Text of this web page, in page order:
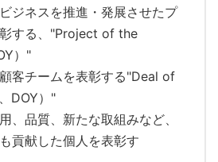
ジネスを推進・発展させたプ
する、"Project of the
）"
客チームを表彰する"Deal of
DOY）"
、品質、新たな取組みなど、
貢献した個人を表彰す